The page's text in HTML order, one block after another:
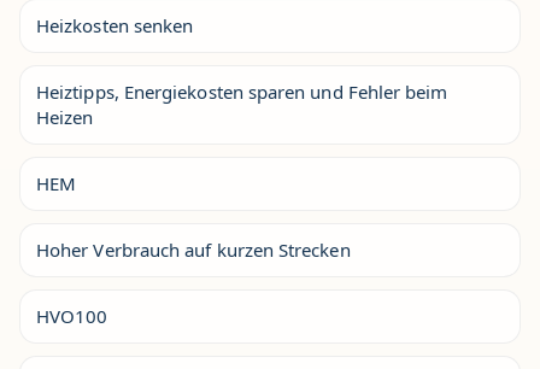
Heizkosten senken
Heiztipps, Energiekosten sparen und Fehler beim
Heizen
HEM
Hoher Verbrauch auf kurzen Strecken
HVO100